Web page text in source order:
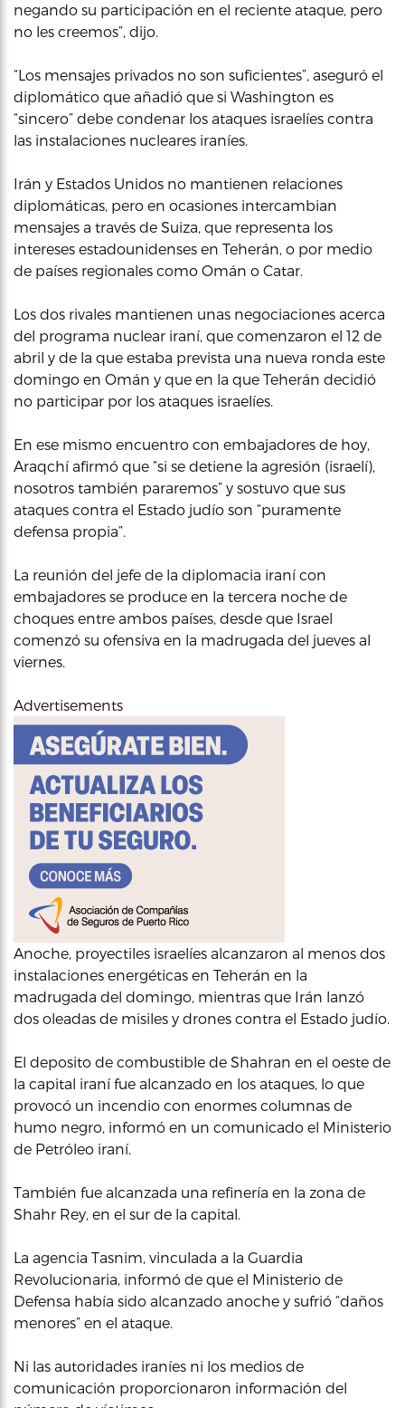
negando su participación en el reciente ataque, pero
no les creemos”, dijo.
“Los mensajes privados no son suficientes”, aseguró el
diplomático que añadió que si Washington es
“sincero” debe condenar los ataques israelíes contra
las instalaciones nucleares iraníes.
Irán y Estados Unidos no mantienen relaciones
diplomáticas, pero en ocasiones intercambian
mensajes a través de Suiza, que representa los
intereses estadounidenses en Teherán, o por medio
de países regionales como Omán o Catar.
Los dos rivales mantienen unas negociaciones acerca
del programa nuclear iraní, que comenzaron el 12 de
abril y de la que estaba prevista una nueva ronda este
domingo en Omán y que en la que Teherán decidió
no participar por los ataques israelíes.
En ese mismo encuentro con embajadores de hoy,
Araqchí afirmó que “si se detiene la agresión (israelí),
nosotros también pararemos” y sostuvo que sus
ataques contra el Estado judío son “puramente
defensa propia”.
La reunión del jefe de la diplomacia iraní con
embajadores se produce en la tercera noche de
choques entre ambos países, desde que Israel
comenzó su ofensiva en la madrugada del jueves al
viernes.
Advertisements
Anoche, proyectiles israelíes alcanzaron al menos dos
instalaciones energéticas en Teherán en la
madrugada del domingo, mientras que Irán lanzó
dos oleadas de misiles y drones contra el Estado judío.
El deposito de combustible de Shahran en el oeste de
la capital iraní fue alcanzado en los ataques, lo que
provocó un incendio con enormes columnas de
humo negro, informó en un comunicado el Ministerio
de Petróleo iraní.
También fue alcanzada una refinería en la zona de
Shahr Rey, en el sur de la capital.
La agencia Tasnim, vinculada a la Guardia
Revolucionaria, informó de que el Ministerio de
Defensa había sido alcanzado anoche y sufrió “daños
menores” en el ataque.
Ni las autoridades iraníes ni los medios de
comunicación proporcionaron información del